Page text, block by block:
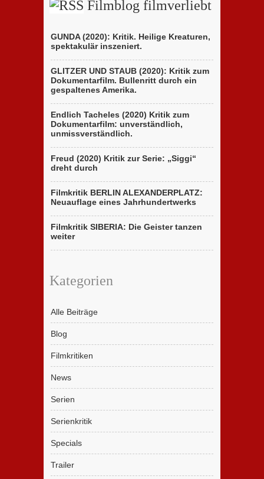
Filmblog filmverliebt
GUNDA (2020): Kritik. Heilige Kreaturen,
spektakulär inszeniert.
GLITZER UND STAUB (2020): Kritik zum
Dokumentarfilm. Bullenritt durch ein
gespaltenes Amerika.
Endlich Tacheles (2020) Kritik zum
Dokumentarfilm: unverständlich,
unmissverständlich.
Freud (2020) Kritik zur Serie: „Siggi“
dreht durch
Filmkritik BERLIN ALEXANDERPLATZ:
Neuauflage eines Jahrhundertwerks
Filmkritik SIBERIA: Die Geister tanzen
weiter
Kategorien
Alle Beiträge
Blog
Filmkritiken
News
Serien
Serienkritik
Specials
Trailer